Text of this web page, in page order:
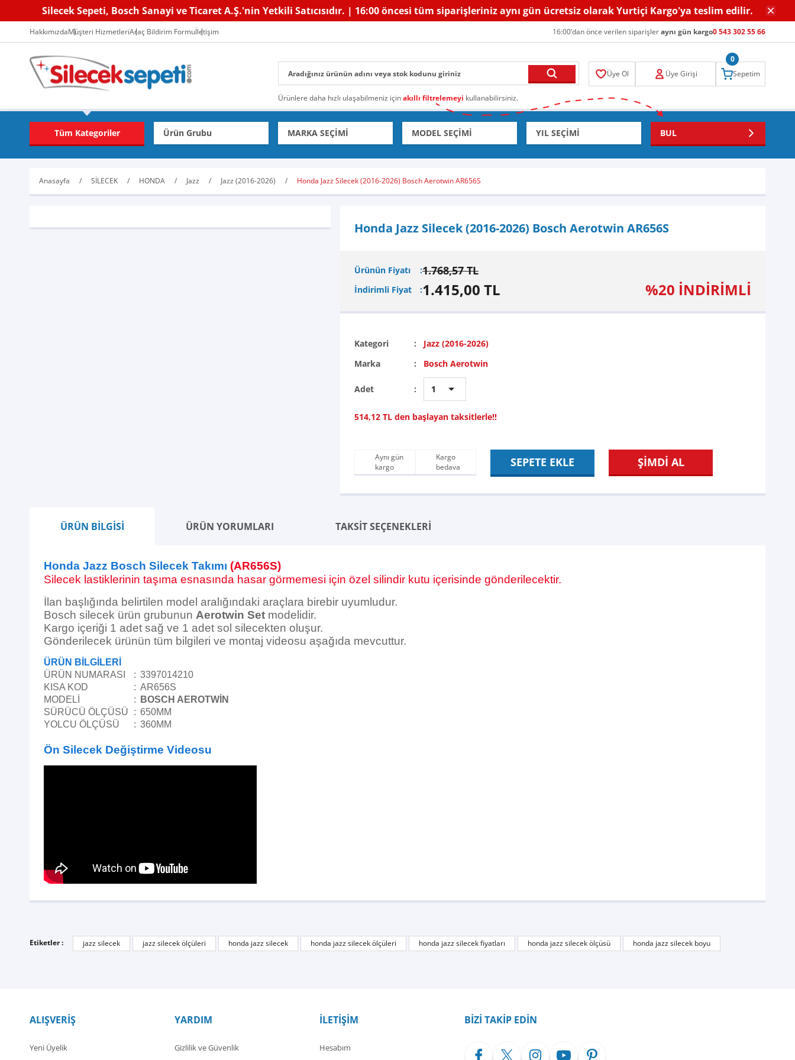
Silecek Sepeti, Bosch Sanayi ve Ticaret A.Ş.'nin Yetkili Satıcısıdır. | 16:00 öncesi tüm siparişleriniz aynı gün ücretsiz olarak Yurtiçi Kargo'ya teslim edilir.
HakkımızdaMüşteri HizmetleriAraç Bildirim Formuİletişim 16:00’dan önce verilen siparişleraynı gün kargo0 543 302 55 66
Ürünlere daha hızlı ulaşabilmeniz içinakıllı filtrelemeyi kullanabilirsiniz.
Üye Ol Üye Girişi Sepetim
0
Tüm Kategoriler BUL
Anasayfa SİLECEK HONDA Jazz Jazz (2016-2026) Honda Jazz Silecek (2016-2026) Bosch Aerotwin AR656S
Honda Jazz Silecek (2016-2026) Bosch Aerotwin AR656S
Ürünün Fiyatı 1.768,57 TL
İndirimli Fiyat 1.415,00 TL %20 İNDİRİMLİ
Kategori
Jazz (2016-2026)
Marka
Bosch Aerotwin
Adet
514,12 TL den başlayan taksitlerle!!
Aynı gün
kargo
Kargo
bedava
SEPETE EKLE ŞİMDİ AL
ÜRÜN BİLGİSİ ÜRÜN YORUMLARI TAKSİT SEÇENEKLERİ
Honda Jazz Bosch Silecek Takımı (AR656S)
Silecek lastiklerinin taşıma esnasında hasar görmemesi için özel silindir kutu içerisinde gönderilecektir.
İlan başlığında belirtilen model aralığındaki araçlara birebir uyumludur.
Bosch silecek ürün grubunun Aerotwin Set modelidir.
Kargo içeriği 1 adet sağ ve 1 adet sol silecekten oluşur.
Gönderilecek ürünün tüm bilgileri ve montaj videosu aşağıda mevcuttur.
ÜRÜN BİLGİLERİ
ÜRÜN NUMARASI
: 3397014210
KISA KOD
: AR656S
MODELİ
:
BOSCH AEROTWİN
SÜRÜCÜ ÖLÇÜSÜ
: 650MM
YOLCU ÖLÇÜSÜ
: 360MM
Ön Silecek Değiştirme Videosu
Etiketler : jazz silecek jazz silecek ölçüleri honda jazz silecek honda jazz silecek ölçüleri honda jazz silecek fiyatları honda jazz silecek ölçüsü honda jazz silecek boyu
ALIŞVERİŞ
Yeni Üyelik
YARDIM
Gizlilik ve Güvenlik
İLETİŞİM
Hesabım
BİZİ TAKİP EDİN